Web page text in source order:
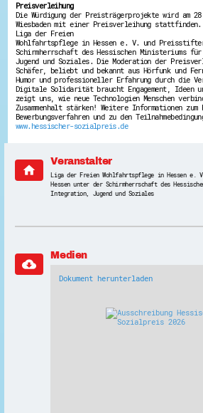
Preisverleihung
Die Würdigung der Preisträgerprojekte wird am
Wiesbaden mit einer Preisverleihung
Liga der Freien
Wohlfahrtspflege in Hessen e. V. und Preisstifter
Schirmherrschaft des Hessischen Ministeriums
Jugend und Soziales. Die Moderation der
Schäfer, beliebt und bekannt aus Hörfunk und
Humor und professioneller Erfahrung durch die
Digitale Solidarität braucht Engagement, Ideen
zeigt uns, wie neue Technologien Menschen
Zusammenhalt stärken! Weitere Informationen zum
Bewerbungsverfahren und zu den
www.hessischer-sozialpreis.de
home
Veranstalter
Liga der Freien Wohlfahrtspflege in Hessen e.
Hessen unter der Schirmherrschaft des
Integration, Jugend und Soziales
cloud_download
Medien
Dokument herunterladen